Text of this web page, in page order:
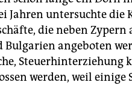
Jahren untersuchte die
die neben Zypern
Bulgarien angeboten
Steuerhinterziehung
werden, weil einige